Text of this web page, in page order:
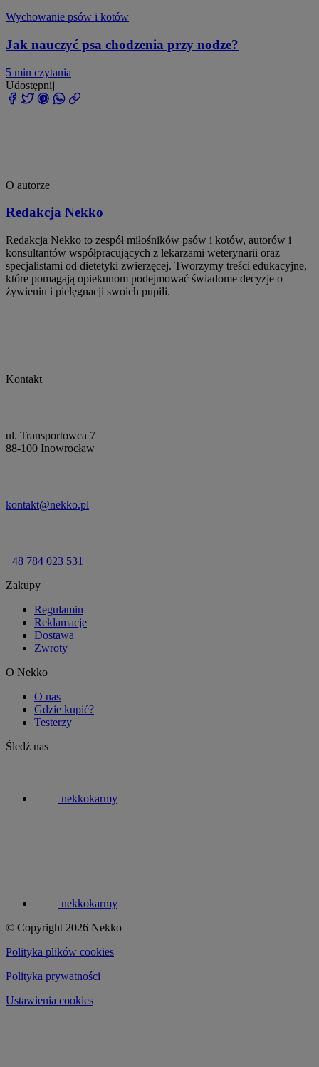
Wychowanie psów i kotów
Jak nauczyć psa chodzenia przy nodze?
5 min czytania
Udostępnij
O autorze
Redakcja Nekko
Redakcja Nekko to zespół miłośników psów i kotów, autorów i
konsultantów współpracujących z lekarzami weterynarii oraz
specjalistami od dietetyki zwierzęcej. Tworzymy treści edukacyjne,
które pomagają opiekunom podejmować świadome decyzje o
żywieniu i pielęgnacji swoich pupili.
Kontakt
ul. Transportowca 7
88-100 Inowrocław
kontakt@nekko.pl
+48 784 023 531
Zakupy
Regulamin
Reklamacje
Dostawa
Zwroty
O Nekko
O nas
Gdzie kupić?
Testerzy
Śledź nas
nekkokarmy
nekkokarmy
© Copyright 2026 Nekko
Polityka plików cookies
Polityka prywatności
Ustawienia cookies